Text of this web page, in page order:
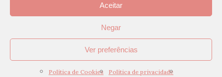
Aceitar
Negar
Ver preferências
Política de Cookies Política de privacidade